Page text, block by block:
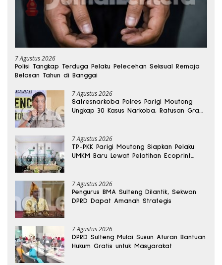
7 Agustus 2026
Polisi Tangkap Terduga Pelaku Pelecehan Seksual Remaja
Belasan Tahun di Banggai
7 Agustus 2026
Satresnarkoba Polres Parigi Moutong
Ungkap 30 Kasus Narkoba, Ratusan Gram
7 Agustus 2026
TP-PKK Parigi Moutong Siapkan Pelaku
UMKM Baru Lewat Pelatihan Ecoprint
7 Agustus 2026
Pengurus BMA Sulteng Dilantik, Sekwan
DPRD Dapat Amanah Strategis
7 Agustus 2026
DPRD Sulteng Mulai Susun Aturan Bantuan
Hukum Gratis untuk Masyarakat